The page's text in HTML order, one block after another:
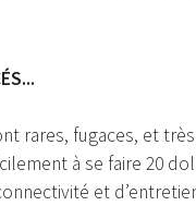
rares, fugaces, et
à se faire 20
et